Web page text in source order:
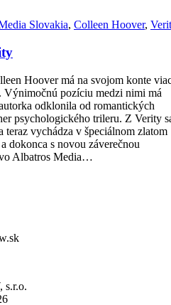
Slovakia, Colleen Hoover,
Hoover má na svojom konte
Výnimočnú pozíciu medzi nimi má
odklonila od romantických
psychologického trileru. Z Verity
teraz vychádza v špeciálnom zlatom
dokonca s novou záverečnou
Albatros Media…
s.r.o.